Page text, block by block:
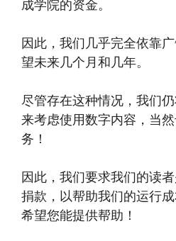
成学院的资金。
因此，我们几乎完全依靠
望未来几个月和几年。
尽管存在这种情况，我们
来考虑使用数字内容，当
务！
因此，我们要求我们的读
捐款，以帮助我们的运行
希望您能提供帮助！